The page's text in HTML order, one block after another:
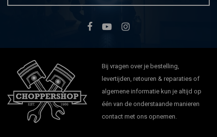
Bij vragen over je bestelling,
levertijden, retouren & reparaties of
algemene informatie kun je altijd op
één van de onderstaande manieren
contact met ons opnemen.